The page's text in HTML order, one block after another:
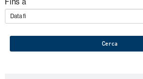
Cerca